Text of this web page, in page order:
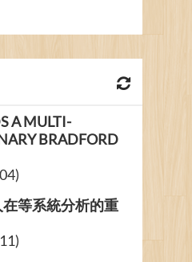
A MULTI-
BRADFORD
等系統分析的重